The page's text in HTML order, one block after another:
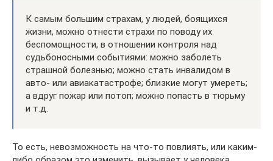
К самым большим страхам, у людей, боящихся
жизни, можно отнести страхи по поводу их
беспомощности, в отношении контроля над
судьбоносными событиями: можно заболеть
страшной болезнью; можно стать инвалидом в
авто- или авиакатастрофе; близкие могут умереть;
а вдруг пожар или потоп; можно попасть в тюрьму
и т.д.
То есть, невозможность на что-то повлиять, или каким-